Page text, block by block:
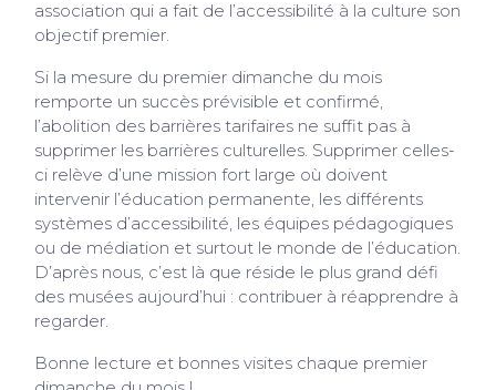
association qui a fait de l’accessibilité à la culture son
objectif premier.
Si la mesure du premier dimanche du mois
remporte un succès prévisible et confirmé,
l’abolition des barrières tarifaires ne suffit pas à
supprimer les barrières culturelles. Supprimer celles-
ci relève d’une mission fort large où doivent
intervenir l’éducation permanente, les différents
systèmes d’accessibilité, les équipes pédagogiques
ou de médiation et surtout le monde de l’éducation.
D’après nous, c’est là que réside le plus grand défi
des musées aujourd’hui : contribuer à réapprendre à
regarder.
Bonne lecture et bonnes visites chaque premier